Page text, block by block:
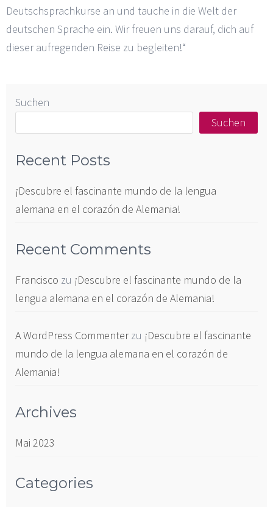
Deutschsprachkurse an und tauche in die Welt der
deutschen Sprache ein. Wir freuen uns darauf, dich auf
dieser aufregenden Reise zu begleiten!“
Suchen
Suchen
Recent Posts
¡Descubre el fascinante mundo de la lengua
alemana en el corazón de Alemania!
Recent Comments
Francisco zu ¡Descubre el fascinante mundo de la
lengua alemana en el corazón de Alemania!
A WordPress Commenterzu ¡Descubre el fascinante
mundo de la lengua alemana en el corazón de
Alemania!
Archives
Mai 2023
Categories